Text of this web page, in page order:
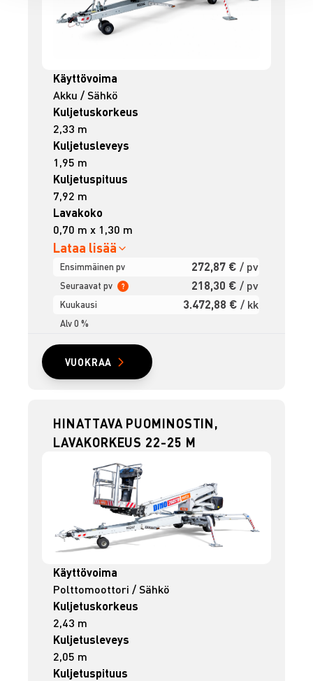
Käyttövoima
Akku / Sähkö
Kuljetuskorkeus
2,33 m
Kuljetusleveys
1,95 m
Kuljetuspituus
7,92 m
Lavakoko
0,70 m x 1,30 m
Lataa lisää
Ensimmäinen pv 272,87 € / pv
Seuraavat pv ? 218,30 € / pv
Kuukausi 3.472,88 € / kk
Alv 0 %
VUOKRAA
HINATTAVA PUOMINOSTIN,
LAVAKORKEUS 22-25 M
Käyttövoima
Polttomoottori / Sähkö
Kuljetuskorkeus
2,43 m
Kuljetusleveys
2,05 m
Kuljetuspituus